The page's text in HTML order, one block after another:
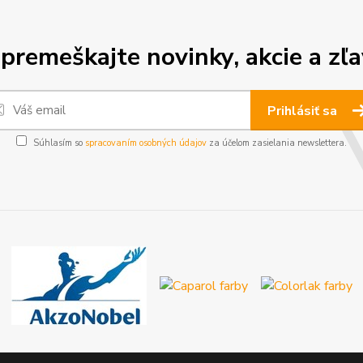
novinky, akcie a
Prihlásiť sa
Súhlasím so spracovaním osobných údajov za účelom zasielania newslettera.